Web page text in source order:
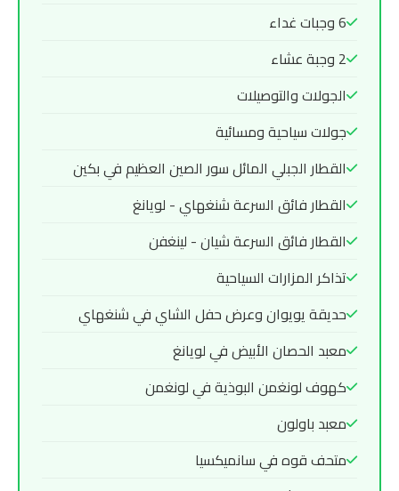
6 وجبات غداء
2 وجبة عشاء
الجولات والتوصيلات
جولات سياحية ومسائية
القطار الجبلي المائل سور الصين العظيم في بكين
القطار فائق السرعة شنغهاي - لويانغ
القطار فائق السرعة شيان - لينغفن
تذاكر المزارات السياحية
حديقة يويوان وعرض حفل الشاي في شنغهاي
معبد الحصان الأبيض في لويانغ
كهوف لونغمن البوذية في لونغمن
معبد باولون
متحف قوه في سانميكسيا